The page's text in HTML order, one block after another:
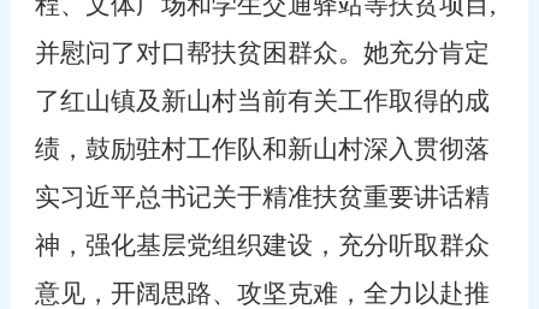
并慰问了对口帮扶贫困群众。她充分肯定
了红山镇及新山村当前有关工作取得的成
绩，鼓励驻村工作队和新山村深入贯彻落
实习近平总书记关于精准扶贫重要讲话精
神，强化基层党组织建设，充分听取群众
意见，开阔思路、攻坚克难，全力以赴推